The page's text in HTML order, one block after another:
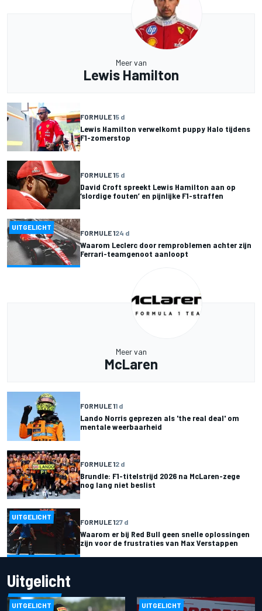
Meer van
Lewis Hamilton
FORMULE 15 d
Lewis Hamilton verwelkomt puppy Halo tijdens
F1-zomerstop
FORMULE 15 d
David Croft spreekt Lewis Hamilton aan op
‘slordige fouten’ en pijnlijke F1-straffen
UITGELICHT
FORMULE 124 d
Waarom Leclerc door remproblemen achter zijn
Ferrari-teamgenoot aanloopt
Meer van
McLaren
FORMULE 11 d
Lando Norris geprezen als 'the real deal' om
mentale weerbaarheid
FORMULE 12 d
Brundle: F1-titelstrijd 2026 na McLaren-zege
nog lang niet beslist
UITGELICHT
FORMULE 127 d
Waarom er bij Red Bull geen snelle oplossingen
zijn voor de frustraties van Max Verstappen
Uitgelicht
UITGELICHT UITGELICHT